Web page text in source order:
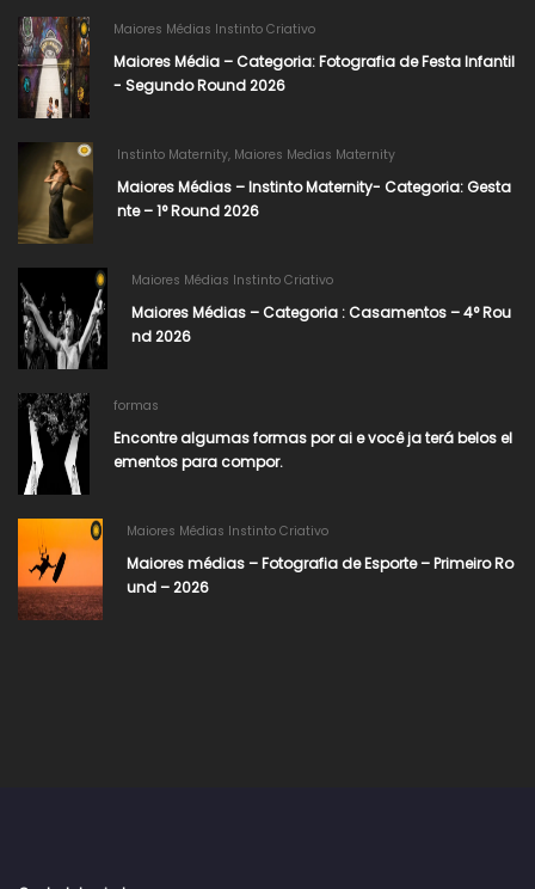
Maiores Médias Instinto Criativo
Maiores Média – Categoria: Fotografia de Festa Infantil
- Segundo Round 2026​
Instinto Maternity, Maiores Medias Maternity
Maiores Médias – Instinto Maternity- Categoria: Gesta
nte – 1° Round 2026
Maiores Médias Instinto Criativo
Maiores Médias – Categoria : Casamentos – 4° Rou
nd 2026
formas
Encontre algumas formas por ai e você ja terá belos el
ementos para compor.
Maiores Médias Instinto Criativo
Maiores médias – Fotografia de Esporte – Primeiro Ro
und – 2026